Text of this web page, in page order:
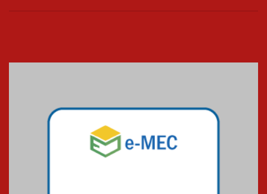
Mackenzie mobiliza campanha
solidária para apoiar famílias em
Minas Gerais